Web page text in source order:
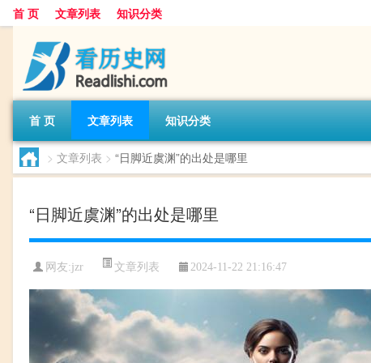
首 页 文章列表 知识分类
首 页 文章列表 知识分类
> 文章列表 > “日脚近虞渊”的出处是哪里
“日脚近虞渊”的出处是哪里
网友:jzr 文章列表 2024-11-22 21:16:47